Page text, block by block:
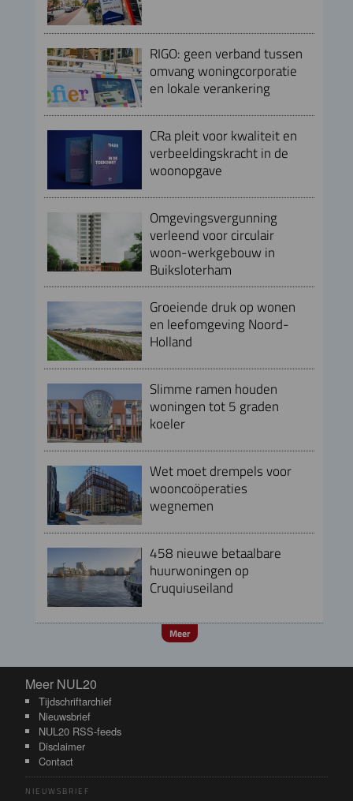
RIGO: geen verband tussen
omvang woningcorporatie
en lokale verankering
CRa pleit voor kwaliteit en
verbeeldingskracht in de
woonopgave
Omgevingsvergunning
verleend voor circulair
woon-werkgebouw in
Buiksloterham
Groeiende druk op wonen
en leefomgeving Noord-
Holland
Slimme ramen houden
woningen tot 5 graden
koeler
Wet moet drempels voor
wooncoöperaties
wegnemen
458 nieuwe betaalbare
huurwoningen op
Cruquiuseiland
Meer
Meer NUL20
Meer NUL20
Tijdschriftarchief
Nieuwsbrief
NUL20 RSS-feeds
Disclaimer
Contact
NIEUWSBRIEF